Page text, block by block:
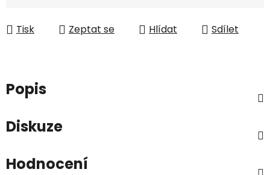
Tisk Zeptat se Hlídat Sdílet
Popis
Diskuze
Hodnocení